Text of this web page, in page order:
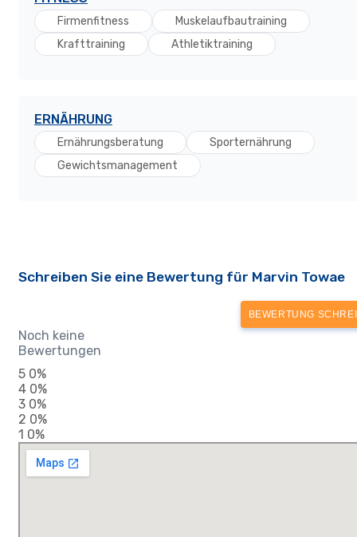
Firmenfitness
Muskelaufbautraining
Krafttraining
Athletiktraining
ERNÄHRUNG
Ernährungsberatung
Sporternährung
Gewichtsmanagement
Schreiben Sie eine Bewertung für Marvin Towae
BEWERTUNG
Noch keine
Bewertungen
5 0%
4 0%
3 0%
2 0%
1 0%